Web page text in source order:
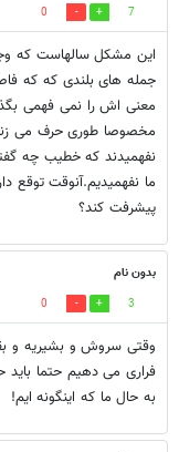
7
0
این مشکل سالهاست که
جمله های بلندی که که
معنی اش را نمی فهمی
مخصوصا طوری حرف می
نفهمیدند که خطیب چه
ما نفهمیدیم.آنوقت توقع
پیشرفت کند؟
بدون نام
3
0
وقتی سروش و بشیریه و
فراری می دهیم حتما باید
به حال ما که اینگونه ایم!